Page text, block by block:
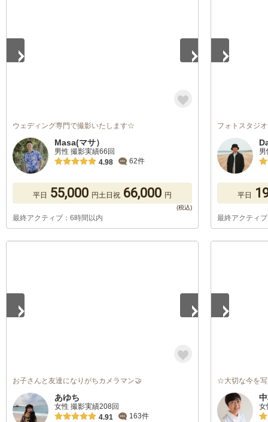
ウェディング専門で撮影いたします☆
Masa(マサ）
男性 撮影実績66回
4.98
62件
平日 55,000 円土日祝 66,000 円
最終アクティブ：6時間以内
フォトスタジ
平日
最終アクティ
お子さんと友達になりがちカメラマン🤝
あゆち
女性 撮影実績208回
4.91
163件
☆大切な今を
女